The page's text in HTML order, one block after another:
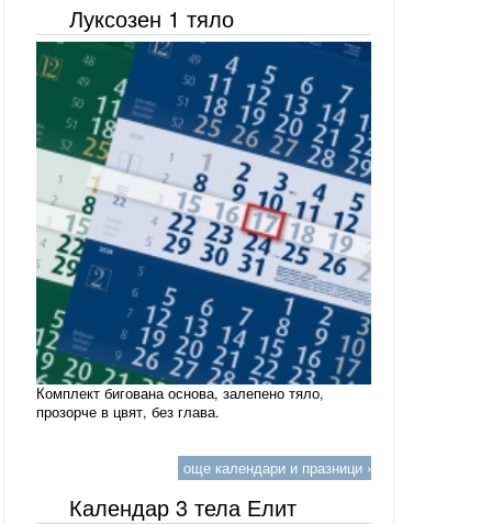
Луксозен 1 тяло
Комплект бигована основа, залепено тяло,
прозорче в цвят, без глава.
още календари и празници »
Календар 3 тела Елит